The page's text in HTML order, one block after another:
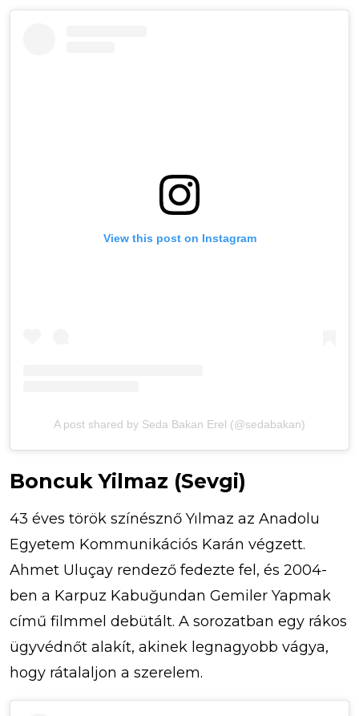
View this post on Instagram
A post shared by Seda Bakan Erel (@sedabakan)
Boncuk Yilmaz (Sevgi)
43 éves török színésznő Yılmaz az Anadolu
Egyetem Kommunikációs Karán végzett.
Ahmet Uluçay rendező fedezte fel, és 2004-
ben a Karpuz Kabuğundan Gemiler Yapmak
című filmmel debütált. A sorozatban egy rákos
ügyvédnőt alakít, akinek legnagyobb vágya,
hogy rátalaljon a szerelem.